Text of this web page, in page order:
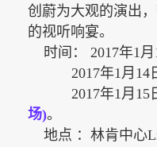
创蔚为大观的演出
的视听响宴。
时间： 2017年1月
2017年1月14日
2017年1月15日
场)。
地点 ：林肯中心